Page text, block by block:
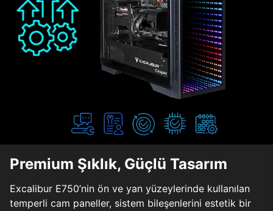
Premium Şıklık, Güçlü Tasarım
Excalibur E750’nin ön ve yan yüzeylerinde kullanılan
temperli cam paneller, sistem bileşenlerini estetik bir